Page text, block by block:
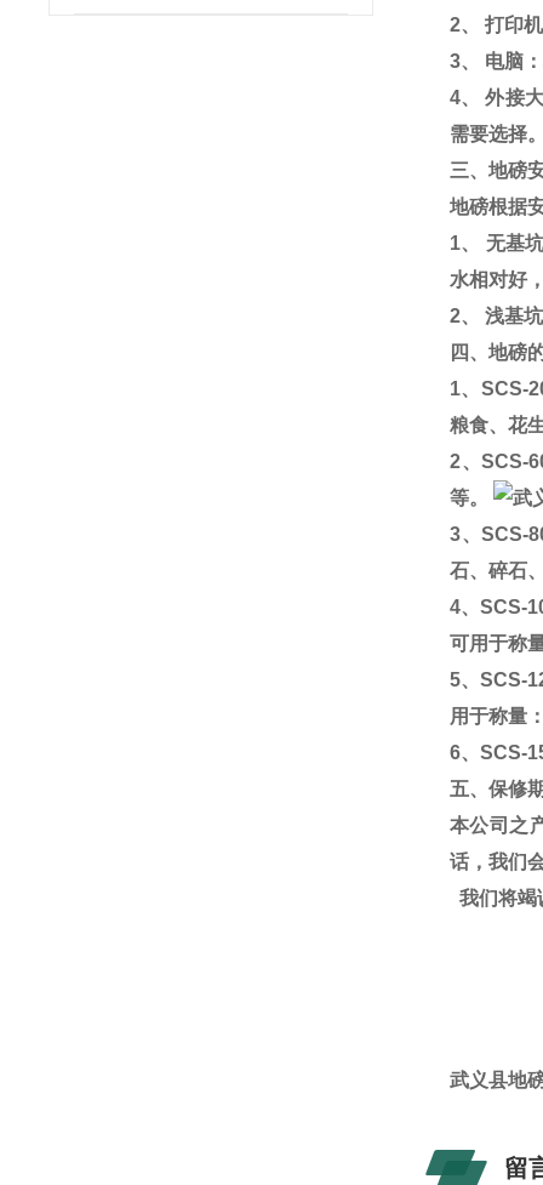
2、 打印
3、 电脑
4、 外接
需要选择
三、地磅
地磅根据
1、 无基
水相对好
2、 浅基
四、地磅
1、 SCS-
粮食、花
2、SCS-
等。
3、SCS-
石、碎石
4、SCS-
可用于称
5、SCS-
用于称量
6、SCS-
五、保修
本公司之
话，我们
我们将竭
武义县地
留